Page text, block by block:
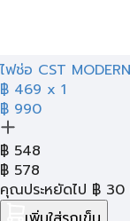
ไฟช่อ CST
฿ 469 x 1
฿ 990
฿ 548
฿ 578
คุณประหยัดไป ฿ 30